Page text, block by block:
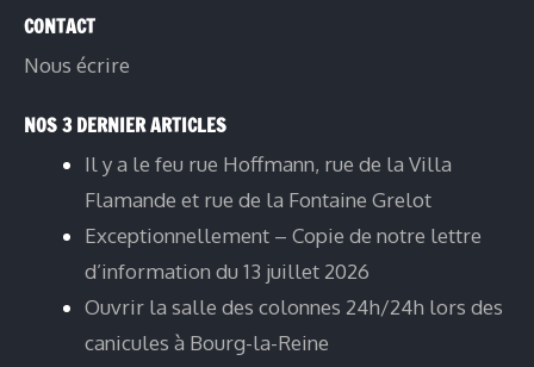
CONTACT
Nous écrire
NOS 3 DERNIER ARTICLES
Il y a le feu rue Hoffmann, rue de la Villa
Flamande et rue de la Fontaine Grelot
Exceptionnellement – Copie de notre lettre
d’information du 13 juillet 2026
Ouvrir la salle des colonnes 24h/24h lors des
canicules à Bourg-la-Reine